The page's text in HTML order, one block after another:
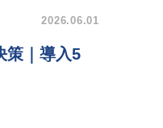
2026.06.01
策｜導入5